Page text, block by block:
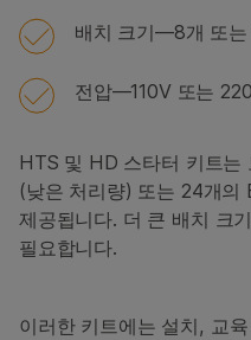
배치 크기—8개 또는
전압—110V 또는
HTS 및 HD 스타터 키트는
(낮은 처리량) 또는 24개의
제공됩니다. 더 큰 배치 크
필요합니다.
이러한 키트에는 설치, 교